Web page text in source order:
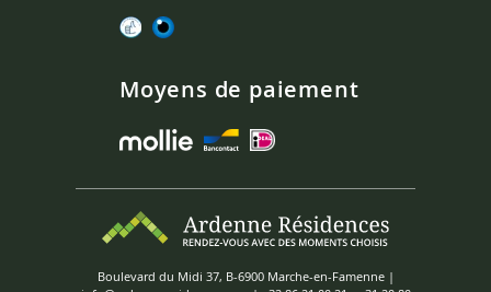
Moyens de paiement
Boulevard du Midi 37, B-6900 Marche-en-Famenne |